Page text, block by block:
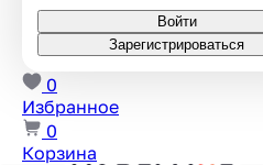
Войти
Зарегистрироваться
0
Избранное
0
Корзина